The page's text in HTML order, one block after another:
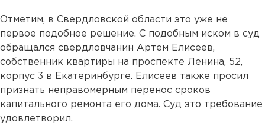
Отметим, в Свердловской области это уже не
первое подобное решение. С подобным иском в суд
обращался свердловчанин Артем Елисеев,
собственник квартиры на проспекте Ленина, 52,
корпус 3 в Екатеринбурге. Елисеев также просил
признать неправомерным перенос сроков
капитального ремонта его дома. Суд это требование
удовлетворил.